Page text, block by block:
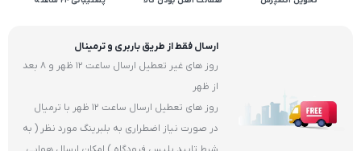
ارسال فقط از طریق باربری و ترمینال
روز های غیر تعطیل ارسال ساعت 12 ظهر و 8 بعد
از ظهر
روز های تعطیل ارسال ساعت 12 ظهر با ترمیال
در صورت نیاز اضطراری به بلبرینگ مورد نظر ( به